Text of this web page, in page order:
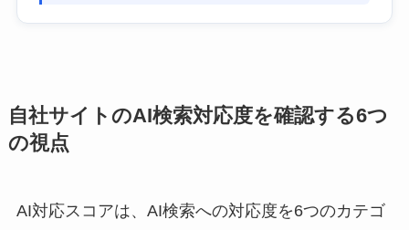
自社サイトのAI検索対応度を確認する6つ
の視点
AI対応スコアは、AI検索への対応度を6つのカテゴ